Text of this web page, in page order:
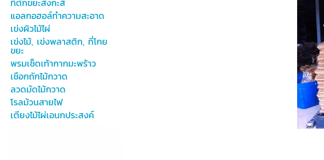
ที่ตักขยะสังกะสี
แอลกอฮอล์ทำความสะอาด
เข่งผิวไม้ไผ่
เข่งไม้, เข่งพลาสติก, ที่โกย
ขยะ
พรมเช็ดเท้ากากมะพร้าว
เชือกถักไม้กวาด
ลวดมัดไม้กวาด
โรลม้วนสายไฟ
เตียงไม้ไผ่เอนกประสงค์